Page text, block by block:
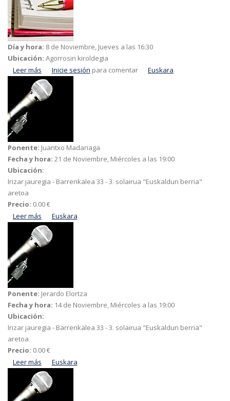
Día y hora: 8 de Noviembre, Jueves a las 16:30
Ubicación: Agorrosin kiroldegia
Leer más acerca de Pertsona zaharren erorikoak prebenitzeko
tailerra
Inicie sesión para comentar Euskara
Ponente: Juantxo Madariaga
Fecha y hora: 21 de Noviembre, Miércoles a las 19:00
Ubicación:
Irizar jauregia - Barrenkalea 33 - 3. solairua "Euskaldun berria"
aretoa
Precio: 0.00 €
Leer más acerca de Bergarako gizartea industrializazio aurretik
Euskara
Ponente: Jerardo Elortza
Fecha y hora: 14 de Noviembre, Miércoles a las 19:00
Ubicación:
Irizar jauregia - Barrenkalea 33 - 3. solairua "Euskaldun berria"
aretoa
Precio: 0.00 €
Leer más acerca de Euskeraren presentzia Bergarako historian zehar
Euskara